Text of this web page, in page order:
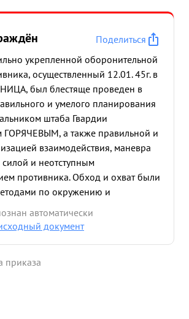
Поделиться
укрепленной оборонительной
осуществленный 12.01. 45г. в
был блестяще проведен в
и умелого планирования
штаба Гвардии
ГОРЯЧЕВЫМ, а также правильной и
взаимодействия, маневра
и неотступным
противника. Обход и охват были
по окружению и
противника,
стремительное
действий, продуманной
автоматически
документ
приказа